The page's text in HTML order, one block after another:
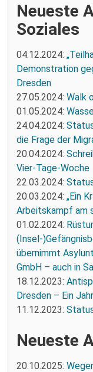
Neueste
Soziales
04.12.2024:
Demonstration
Dresden
27.05.2024: Walk
01.05.2024:
24.04.2024:
die Frage der
20.04.2024:
Vier-Tage-Woche
22.03.2024:
20.03.2024: „Ein
Arbeitskampf am
01.02.2024:
(Insel-
übernimmt
GmbH – auch in
18.12.2023:
Dresden – Ein
11.12.2023:
Neueste
20.10.2025: